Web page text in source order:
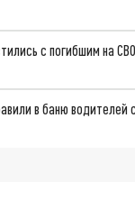
с погибшим на
в баню водителей